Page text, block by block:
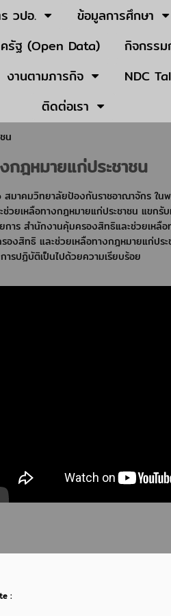
วปอ. ข้อมูลการศึกษา
รัฐ (Open Data)
กิจกรร
งานตามภารกิจ NDC
ติดต่อเรา
น
กฎหมายแก่ประชาชน
าคมวิทยาลัยป้องกันราชอาณาจักร ใน
วยเหลือทางกฎหมายแก่ประชาชน แขกรั
ร สำนักงานคุ้มครองสิทธิและช่วยเหลื
งสิทธิ และช่วยเหลือทางกฎหมายแก่ประ
รปฏิบัติเป็นไปด้วยความเรียบร้อย
: